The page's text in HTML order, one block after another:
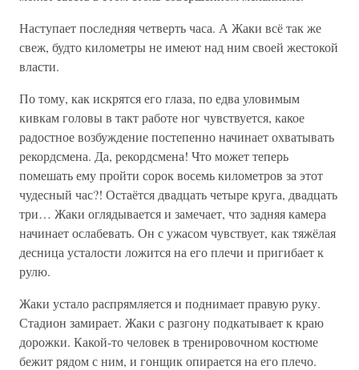
Наступает последняя четверть часа. А Жаки всё так же
свеж, будто километры не имеют над ним своей жестокой
власти.
По тому, как искрятся его глаза, по едва уловимым
кивкам головы в такт работе ног чувствуется, какое
радостное возбуждение постепенно начинает охватывать
рекордсмена. Да, рекордсмена! Что может теперь
помешать ему пройти сорок восемь километров за этот
чудесный час?! Остаётся двадцать четыре круга, двадцать
три… Жаки оглядывается и замечает, что задняя камера
начинает ослабевать. Он с ужасом чувствует, как тяжёлая
десница усталости ложится на его плечи и пригибает к
рулю.
Жаки устало распрямляется и поднимает правую руку.
Стадион замирает. Жаки с разгону подкатывает к краю
дорожки. Какой-то человек в тренировочном костюме
бежит рядом с ним, и гонщик опирается на его плечо.